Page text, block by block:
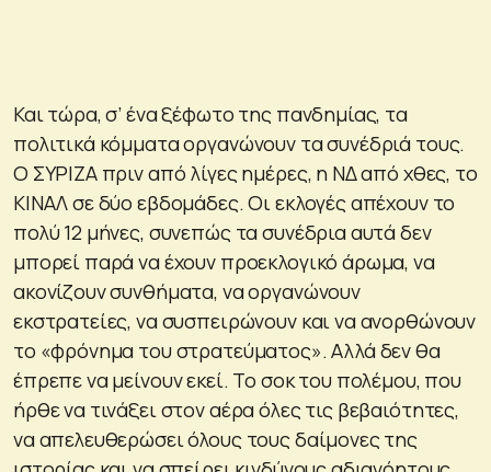
Και τώρα, σ’ ένα ξέφωτο της πανδημίας, τα
πολιτικά κόμματα οργανώνουν τα συνέδριά τους.
Ο ΣΥΡΙΖΑ πριν από λίγες ημέρες, η ΝΔ από χθες, το
ΚΙΝΑΛ σε δύο εβδομάδες. Οι εκλογές απέχουν το
πολύ 12 μήνες, συνεπώς τα συνέδρια αυτά δεν
μπορεί παρά να έχουν προεκλογικό άρωμα, να
ακονίζουν συνθήματα, να οργανώνουν
εκστρατείες, να συσπειρώνουν και να ανορθώνουν
το «φρόνημα του στρατεύματος». Αλλά δεν θα
έπρεπε να μείνουν εκεί. Το σοκ του πολέμου, που
ήρθε να τινάξει στον αέρα όλες τις βεβαιότητες,
να απελευθερώσει όλους τους δαίμονες της